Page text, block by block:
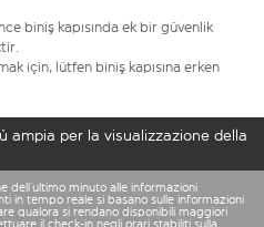
biniş kapısında ek bir güvenlik
için, lütfen biniş kapısına erken
ampia per la visualizzazione della
dell’ultimo minuto alle informazioni
in tempo reale si basano sulle informazioni
qualora si rendano disponibili maggiori